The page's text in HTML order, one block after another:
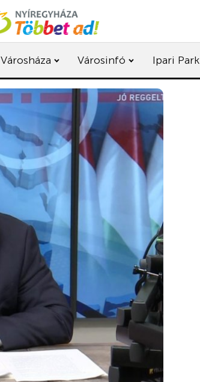
Városháza Városinfó Ipari Park